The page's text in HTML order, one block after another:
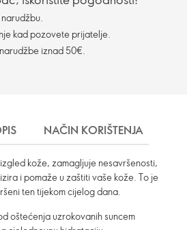
kad pozovete prijatelje.
iznad 50€.
NAČIN KORIŠTENJA
kože, zamagljuje nesavršenosti,
i pomaže u zaštiti vaše kože. To je
ten tijekom cijelog dana.
oštećenja uzrokovanih suncem